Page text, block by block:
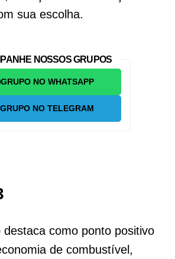
sua escolha.
NOSSOS GRUPOS
GRUPO NO WHATSAPP
GRUPO NO TELEGRAM
destaca como ponto positivo
de combustível,